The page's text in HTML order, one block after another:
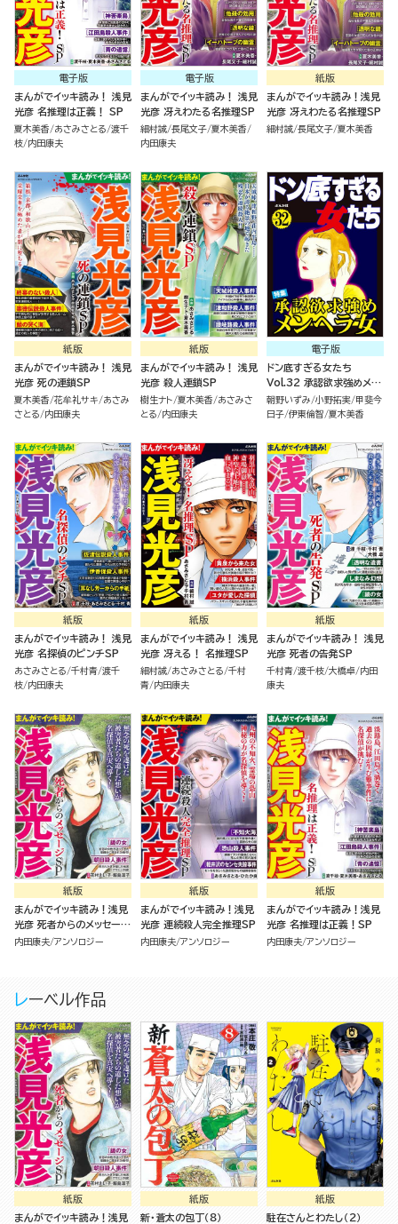
電子版
まんがでイッキ読み！ 浅見
光彦 名推理は正義！ SP
夏木美香 あさみさとる 渡千
枝 内田康夫
電子版
まんがでイッキ読み！ 浅見
光彦 冴えわたる名推理SP
細村誠 長尾文子 夏木美香
内田康夫
紙版
まんがでイッキ読み！浅見
光彦 冴えわたる名推理SP
細村誠 長尾文子 夏木美香
紙版
まんがでイッキ読み！ 浅見
光彦 死の連鎖SP
夏木美香 花牟礼サキ
あさみ
さとる
内田康夫
紙版
まんがでイッキ読み！ 浅見
光彦 殺人連鎖SP
樹生ナト 夏木美香
あさみさ
とる
内田康夫
電子版
ドン底すぎる女たち
Vol.32 承認欲求強めメン
ヘラ女
朝野いずみ 小野拓実 甲斐今
日子 伊東倫智 夏木美香
紙版
まんがでイッキ読み！ 浅見
光彦 名探偵のピンチSP
あさみさとる 千村青 渡千
枝 内田康夫
紙版
まんがでイッキ読み！ 浅見
光彦 冴える！ 名推理SP
細村誠 あさみさとる 千村
青 内田康夫
紙版
まんがでイッキ読み！ 浅見
光彦 死者の告発SP
千村青 渡千枝 大橋卓
内田
康夫
紙版
まんがでイッキ読み！浅見
光彦 死者からのメッセージ
SP
内田康夫 アンソロジー
紙版
まんがでイッキ読み！浅見
光彦 連続殺人完全推理SP
内田康夫 アンソロジー
紙版
まんがでイッキ読み！浅見
光彦 名推理は正義！SP
内田康夫 アンソロジー
レーベル作品
紙版
まんがでイッキ読み！浅見
紙版
新・蒼太の包丁（８）
紙版
駐在さんとわたし（２）